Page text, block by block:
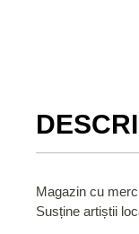
Magazin cu
Susține artiștii